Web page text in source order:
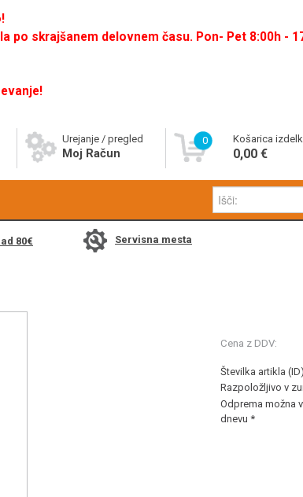
skrajšanem delovnem času. Pon- Pet 8:00h -
Urejanje / pregled
Moj Račun
0 Košarica
0,00 €
80€ Servisna mesta
Cena z DDV:
Številka artikla
Razpoložljivo v
Odprema možna
dnevu *